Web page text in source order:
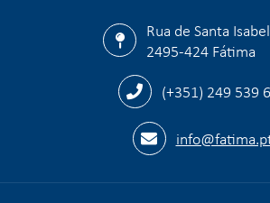
Rua de Santa
2495-424 Fátima
(+351) 249 539